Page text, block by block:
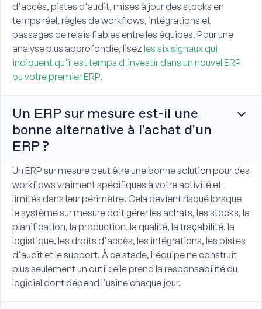
d'accès, pistes d'audit, mises à jour des stocks en
temps réel, règles de workflows, intégrations et
passages de relais fiables entre les équipes. Pour une
analyse plus approfondie, lisez les six signaux qui
indiquent qu'il est temps d'investir dans un nouvel ERP
ou votre premier ERP.
Un ERP sur mesure est-il une
bonne alternative à l'achat d'un
ERP ?
Un ERP sur mesure peut être une bonne solution pour des
workflows vraiment spécifiques à votre activité et
limités dans leur périmètre. Cela devient risqué lorsque
le système sur mesure doit gérer les achats, les stocks, la
planification, la production, la qualité, la traçabilité, la
logistique, les droits d'accès, les intégrations, les pistes
d'audit et le support. À ce stade, l'équipe ne construit
plus seulement un outil : elle prend la responsabilité du
logiciel dont dépend l'usine chaque jour.